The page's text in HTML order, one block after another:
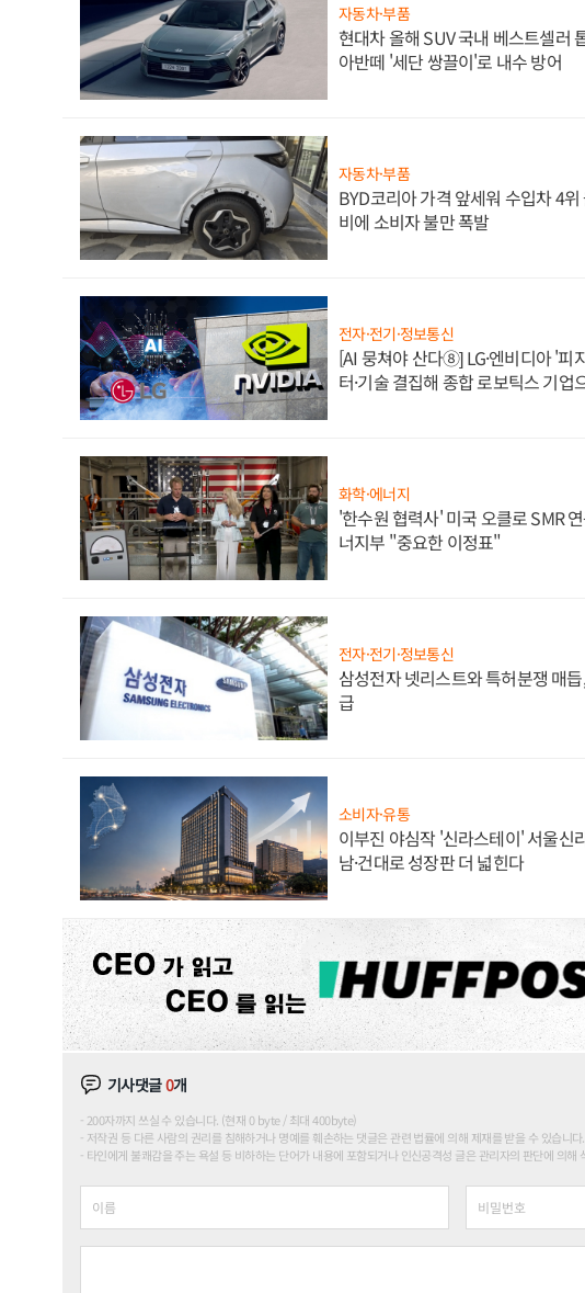
자동차·부품
현대차 올해 SUV 국내 베스트셀러
아반떼 '세단 쌍끌이'로 내수 방어
자동차·부품
BYD코리아 가격 앞세워 수입차 4
비에 소비자 불만 폭발
전자·전기·정보통신
[AI 뭉쳐야 산다⑧] LG·엔비디아 '피
터·기술 결집해 종합 로보틱스 기업
화학·에너지
'한수원 협력사' 미국 오클로 SMR
너지부 "중요한 이정표"
전자·전기·정보통신
삼성전자 넷리스트와 특허분쟁 매
급
소비자·유통
이부진 야심작 '신라스테이' 서울신
남·건대로 성장판 더 넓힌다
기사댓글0개
200자까지 쓰실 수 있습니다. (현재 0 byte / 최대 400byte)
저작권 등 다른 사람의 권리를 침해하거나 명예를 훼손하는 댓글은 관련 법률에 의해 제재를 받을 수 있습니다.
타인에게 불쾌감을 주는 욕설 등 비하하는 단어가 내용에 포함되거나 인신공격성 글은 관리자의 판단에 의해